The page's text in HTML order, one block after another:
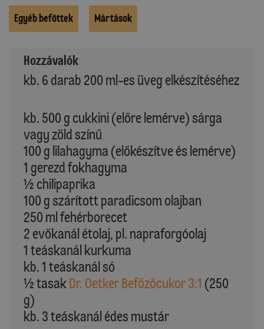
Egyéb befőttek Mártások
Hozzávalók
kb. 6 darab 200 ml-es üveg elkészítéséhez
kb. 500 g cukkini (előre lemérve) sárga
vagy zöld színű
100 g lilahagyma (előkészítve és lemérve)
1 gerezd fokhagyma
½ chilipaprika
100 g szárított paradicsom olajban
250 ml fehérborecet
2 evőkanál étolaj, pl. napraforgóolaj
1 teáskanál kurkuma
kb. 1 teáskanál só
½ tasak Dr. Oetker Befőzőcukor 3:1 (250
g)
kb. 3 teáskanál édes mustár